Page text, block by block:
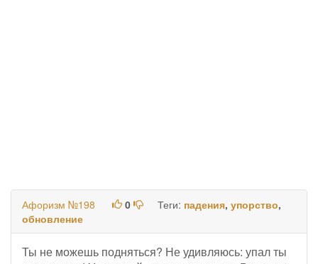
Афоризм №198 0 Теги: падения, упорство,
обновление
Ты не можешь подняться? Не удивляюсь: упал ты